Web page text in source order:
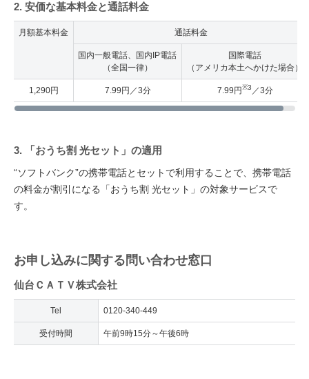
2. 安価な基本料金と通話料金
月額基本料金 通話料金
国内一般電話、国内IP電話
（全国一律）
国際電話
（アメリカ本土へかけた場合）
1,290円 7.99円／3分 7.99円※3 ／3分
3. 「おうち割 光セット」の適用
“ソフトバンク”の携帯電話とセットで利用することで、携帯電話
の料金が割引になる「おうち割 光セット」の対象サービスで
す。
お申し込みに関する問い合わせ窓口
仙台ＣＡＴＶ株式会社
Tel 0120-340-449
受付時間 午前9時15分～午後6時